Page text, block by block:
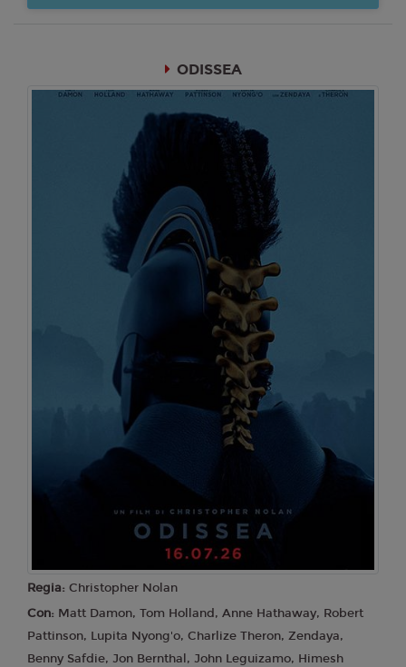
ODISSEA
Regia: Christopher Nolan
Con: Matt Damon, Tom Holland, Anne Hathaway, Robert
Pattinson, Lupita Nyong'o, Charlize Theron, Zendaya,
Benny Safdie, Jon Bernthal, John Leguizamo, Himesh